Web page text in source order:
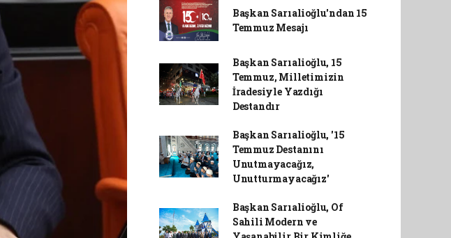
Başkan Sarıalioğlu'ndan 15
Temmuz Mesajı
Başkan Sarıalioğlu, 15
Temmuz, Milletimizin
İradesiyle Yazdığı
Destandır
Başkan Sarıalioğlu, '15
Temmuz Destanını
Unutmayacağız,
Unutturmayacağız'
Başkan Sarıalioğlu, Of
Sahili Modern ve